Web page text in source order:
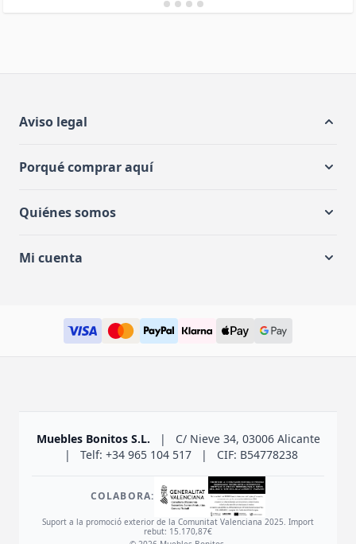
Aviso legal
Porqué comprar aquí
Quiénes somos
Mi cuenta
Muebles Bonitos S.L. |
C/ Nieve 34, 03006 Alicante
|
Telf: +34 965 104 517 | CIF: B54778238
COLABORA:
Suport a la promoció exterior de la Comunitat Valenciana 2025. Import
rebut: 15.170,87€